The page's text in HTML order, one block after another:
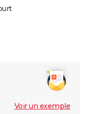
Voir un exemple